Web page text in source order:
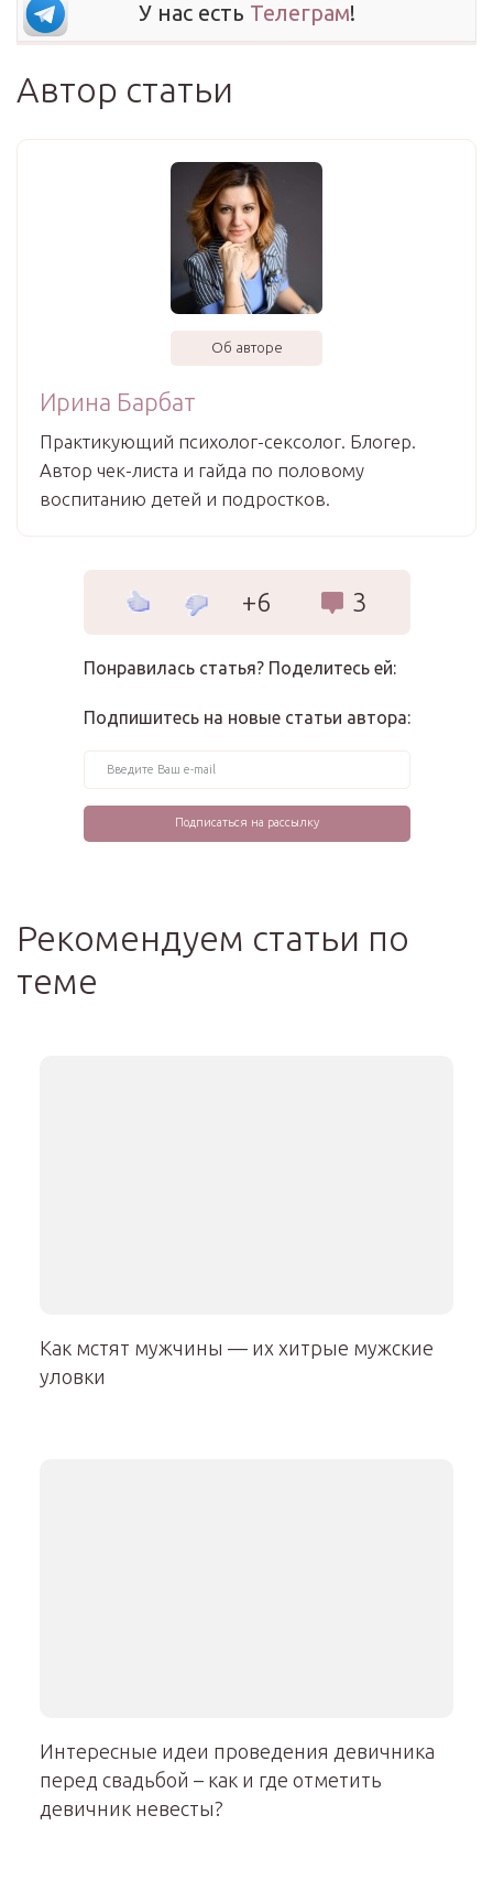
У нас есть Телеграм!
Автор статьи
Об авторе
Ирина Барбат
Практикующий психолог-сексолог. Блогер.
Автор чек-листа и гайда по половому
воспитанию детей и подростков.
+6 3
Понравилась статья? Поделитесь ей:
Подпишитесь на новые статьи автора:
Рекомендуем статьи по
теме
Как мстят мужчины — их хитрые мужские
уловки
Интересные идеи проведения девичника
перед свадьбой – как и где отметить
девичник невесты?